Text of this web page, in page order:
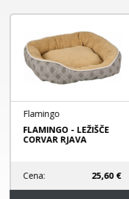
Flamingo
FLAMINGO - LEŽIŠČE
CORVAR RJAVA
Cena: 25,60 €